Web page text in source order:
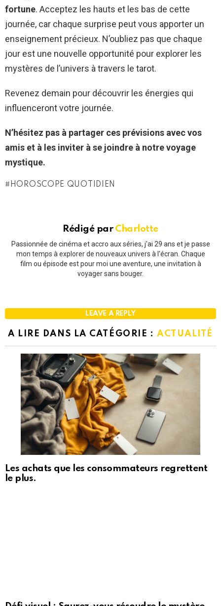
fortune. Acceptez les hauts et les bas de cette
journée, car chaque surprise peut vous apporter un
enseignement précieux. N’oubliez pas que chaque
jour est une nouvelle opportunité pour explorer les
mystères de l’univers à travers le tarot.
Revenez demain pour découvrir les énergies qui
influenceront votre journée.
N’hésitez pas à partager ces prévisions avec vos
amis et à les inviter à se joindre à notre voyage
mystique.
HOROSCOPE QUOTIDIEN
Rédigé par Charlotte
Passionnée de cinéma et accro aux séries, j'ai 29 ans et je passe
mon temps à explorer de nouveaux univers à l'écran. Chaque
film ou épisode est pour moi une aventure, une invitation à
voyager sans bouger.
LEAVE A REPLY
A LIRE DANS LA CATÉGORIE : ACTUALITÉ
Les achats que les consommateurs regrettent
le plus.